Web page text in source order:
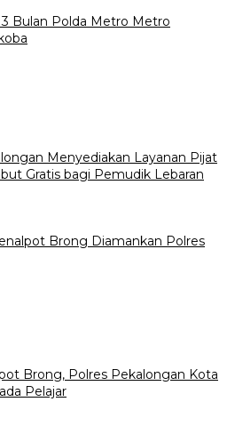
Bulan Polda Metro Metro
Menyediakan Layanan Pijat
Gratis bagi Pemudik Lebaran
Brong Diamankan Polres
Brong, Polres Pekalongan Kota
Pelajar